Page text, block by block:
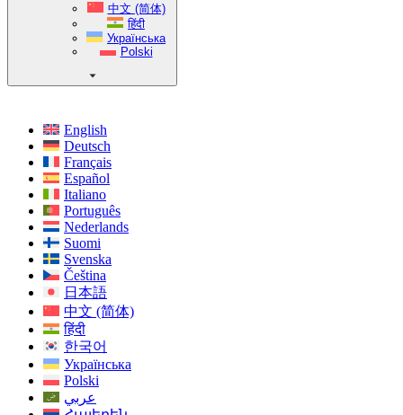
中文 (简体)
हिंदी
Українська
Polski
English
Deutsch
Français
Español
Italiano
Português
Nederlands
Suomi
Svenska
Čeština
日本語
中文 (简体)
हिंदी
한국어
Українська
Polski
عربي